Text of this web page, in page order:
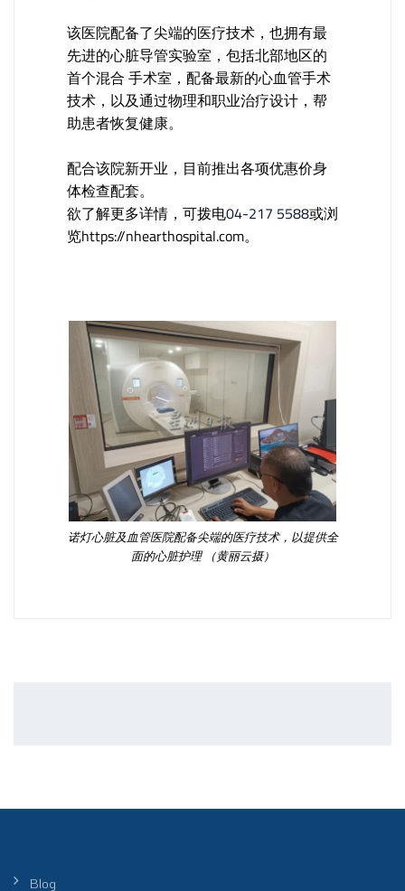
该医院配备了尖端的医疗技术，也拥有最
先进的心脏导管实验室，包括北部地区的
首个混合 手术室，配备最新的心血管手术
技术，以及通过物理和职业治疗设计，帮
助患者恢复健康。
配合该院新开业，目前推出各项优惠价身
体检查配套。
欲了解更多详情，可拨电04-217 5588或浏
览https://nhearthospital.com。
诺灯心脏及血管医院配备尖端的医疗技术，以提供全
面的心脏护理 （黄丽云摄）
Blog